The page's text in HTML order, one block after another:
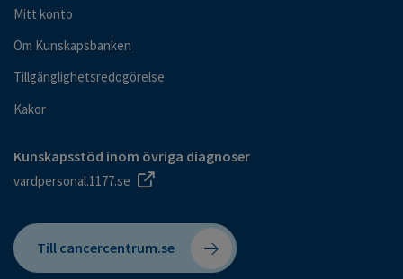
Mitt konto
Om Kunskapsbanken
Tillgänglighetsredogörelse
Kakor
Kunskapsstöd inom övriga diagnoser
vardpersonal.1177.se
Till cancercentrum.se